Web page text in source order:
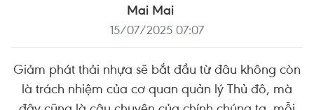
Mai Mai
15/07/2025 07:07
Giảm phát thải nhựa sẽ bắt đầu từ đâu không còn
là trách nhiệm của cơ quan quản lý Thủ đô, mà